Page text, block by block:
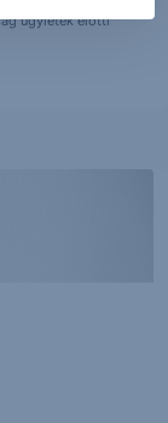
ügyletek előtti